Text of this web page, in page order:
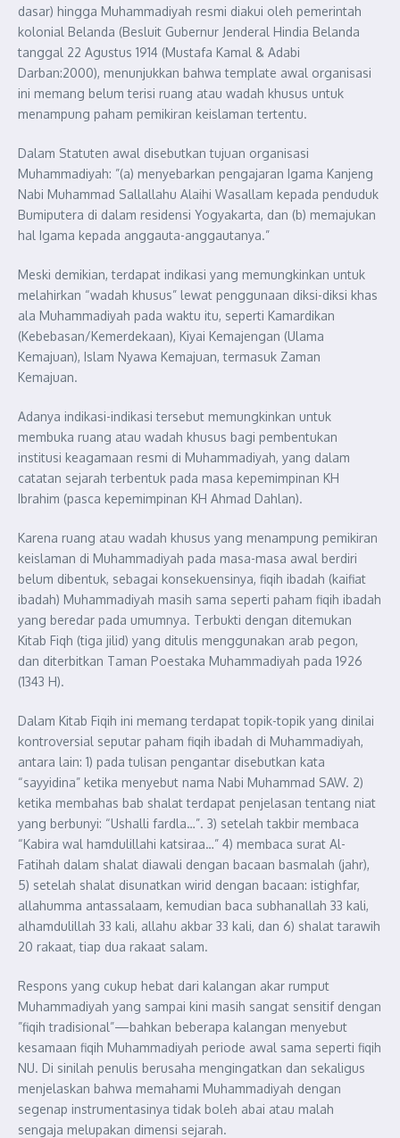
dasar) hingga Muhammadiyah resmi diakui oleh pemerintah
kolonial Belanda (Besluit Gubernur Jenderal Hindia Belanda
tanggal 22 Agustus 1914 (Mustafa Kamal & Adabi
Darban:2000), menunjukkan bahwa template awal organisasi
ini memang belum terisi ruang atau wadah khusus untuk
menampung paham pemikiran keislaman tertentu.
Dalam Statuten awal disebutkan tujuan organisasi
Muhammadiyah: ”(a) menyebarkan pengajaran Igama Kanjeng
Nabi Muhammad Sallallahu Alaihi Wasallam kepada penduduk
Bumiputera di dalam residensi Yogyakarta, dan (b) memajukan
hal Igama kepada anggauta-anggautanya.”
Meski demikian, terdapat indikasi yang memungkinkan untuk
melahirkan “wadah khusus” lewat penggunaan diksi-diksi khas
ala Muhammadiyah pada waktu itu, seperti Kamardikan
(Kebebasan/Kemerdekaan), Kiyai Kemajengan (Ulama
Kemajuan), Islam Nyawa Kemajuan, termasuk Zaman
Kemajuan.
Adanya indikasi-indikasi tersebut memungkinkan untuk
membuka ruang atau wadah khusus bagi pembentukan
institusi keagamaan resmi di Muhammadiyah, yang dalam
catatan sejarah terbentuk pada masa kepemimpinan KH
Ibrahim (pasca kepemimpinan KH Ahmad Dahlan).
Karena ruang atau wadah khusus yang menampung pemikiran
keislaman di Muhammadiyah pada masa-masa awal berdiri
belum dibentuk, sebagai konsekuensinya, fiqih ibadah (kaifiat
ibadah) Muhammadiyah masih sama seperti paham fiqih ibadah
yang beredar pada umumnya. Terbukti dengan ditemukan
Kitab Fiqh (tiga jilid) yang ditulis menggunakan arab pegon,
dan diterbitkan Taman Poestaka Muhammadiyah pada 1926
(1343 H).
Dalam Kitab Fiqih ini memang terdapat topik-topik yang dinilai
kontroversial seputar paham fiqih ibadah di Muhammadiyah,
antara lain: 1) pada tulisan pengantar disebutkan kata
“sayyidina” ketika menyebut nama Nabi Muhammad SAW. 2)
ketika membahas bab shalat terdapat penjelasan tentang niat
yang berbunyi: “Ushalli fardla…”. 3) setelah takbir membaca
“Kabira wal hamdulillahi katsiraa…” 4) membaca surat Al-
Fatihah dalam shalat diawali dengan bacaan basmalah (jahr),
5) setelah shalat disunatkan wirid dengan bacaan: istighfar,
allahumma antassalaam, kemudian baca subhanallah 33 kali,
alhamdulillah 33 kali, allahu akbar 33 kali, dan 6) shalat tarawih
20 rakaat, tiap dua rakaat salam.
Respons yang cukup hebat dari kalangan akar rumput
Muhammadiyah yang sampai kini masih sangat sensitif dengan
”fiqih tradisional”—bahkan beberapa kalangan menyebut
kesamaan fiqih Muhammadiyah periode awal sama seperti fiqih
NU. Di sinilah penulis berusaha mengingatkan dan sekaligus
menjelaskan bahwa memahami Muhammadiyah dengan
segenap instrumentasinya tidak boleh abai atau malah
sengaja melupakan dimensi sejarah.